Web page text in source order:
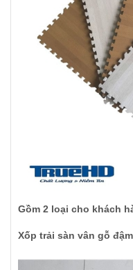
Gồm 2 loại cho khách
Xốp trải sàn vân gỗ đậm